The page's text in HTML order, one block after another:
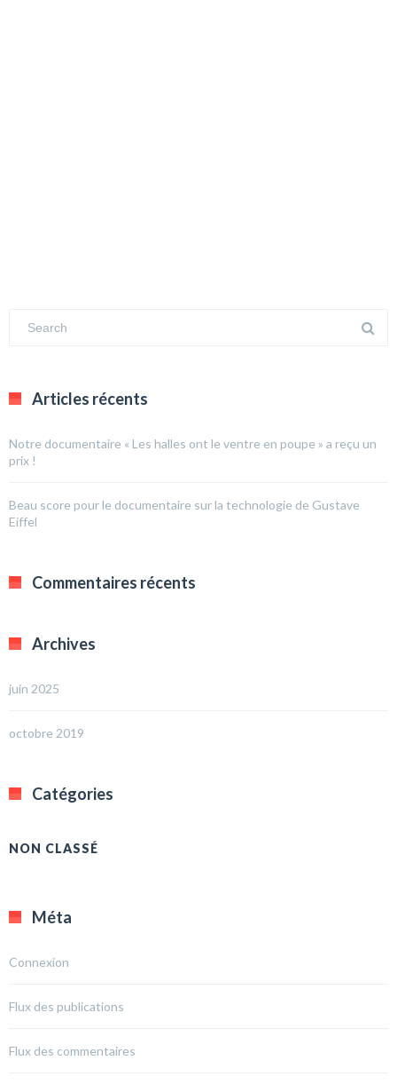
Articles récents
Notre documentaire « Les halles ont le ventre en poupe » a reçu un
prix !
Beau score pour le documentaire sur la technologie de Gustave
Eiffel
Commentaires récents
Archives
juin 2025
octobre 2019
Catégories
NON CLASSÉ
Méta
Connexion
Flux des publications
Flux des commentaires